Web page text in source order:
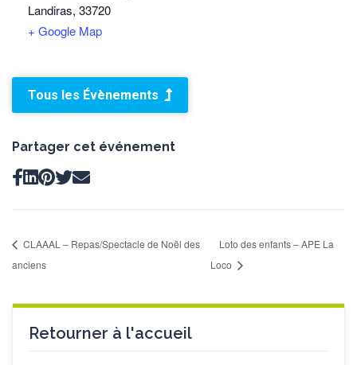
Landiras, 33720
+ Google Map
Tous les Évènements
Partager cet événement
CLAAAL – Repas/Spectacle de Noël des
anciens
Loto des enfants – APE La
Loco
Retourner à l'accueil